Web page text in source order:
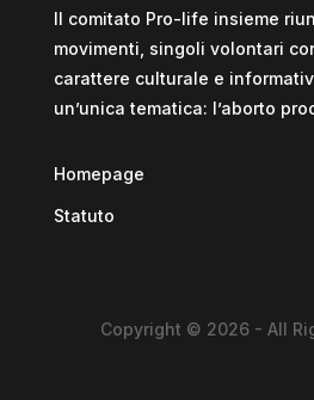
Il comitato Pro-life insieme
movimenti, singoli volontari
carattere culturale e
un’unica tematica: l’aborto
Homepage
Statuto
Copyright © 2026 - All